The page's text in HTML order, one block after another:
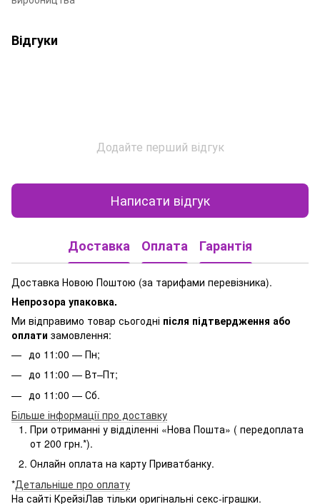
Відгуки
Додайте перший відгук
Написати відгук
Доставка Оплата Гарантія
Доставка Новою Поштою (за тарифами перевізника).
Непрозора упаковка.
Ми відправимо товар сьогодні після підтвердження або
оплати замовлення:
до 11:00 — Пн;
до 11:00 — Вт–Пт;
до 11:00 — Сб.
Більше інформації про доставку
При отриманні у відділенні «Нова Пошта» ( передоплата
от 200 грн.*).
Онлайн оплата на карту Приватбанку.
*Детальніше про оплату
На сайті КрейзіЛав тільки оригінальні секс-іграшки.